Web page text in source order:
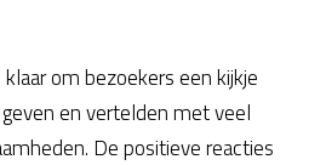
om bezoekers een kijkje
en vertelden met veel
De positieve reacties